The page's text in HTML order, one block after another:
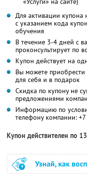
Для активации купона
с указанием кода
обучения
В течение 3-4 дней с
проконсультирует по
Купон действует на
Вы можете приобрести
для себя и в подарок
Скидка по купону не
предложениями
Информацию по
телефону компании:
Купон действителен по
Узнай, как